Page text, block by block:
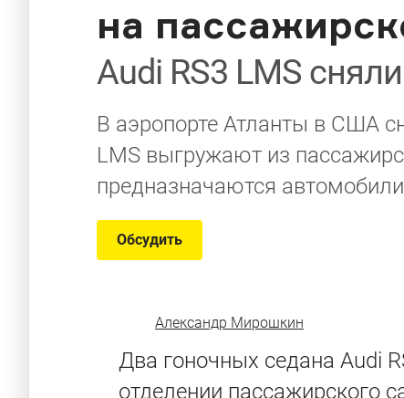
на
Audi RS3 LMS
В аэропорте Атланты в США
LMS выгружают из
предназначаются
Обсудить
Александр Мирошкин
Два гоночных седана Audi
отделении пассажирского